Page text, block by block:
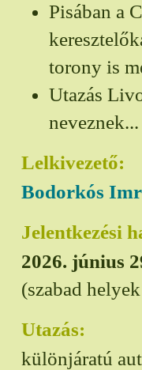
Pisában a
torony is
Utazás
neveznek...
Lelkivezető:
Bodorkós
Jelentkezési
2026. június
(szabad
Utazás:
különjáratú